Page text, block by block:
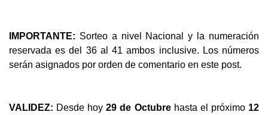
IMPORTANTE: Sorteo a nivel Nacional y la numeración
reservada es del 36 al 41 ambos inclusive. Los números
serán asignados por orden de comentario en este post.
VALIDEZ: Desde hoy29 de Octubrehasta el próximo 12